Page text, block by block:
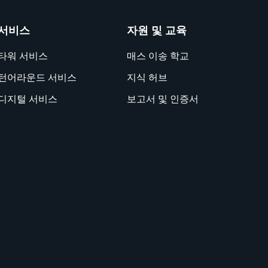
비스
워 서비스
어라운드 서비스
지털 서비스
자원 및 교육
매스 이송 학교
지식 허브
보고서 및 인증서